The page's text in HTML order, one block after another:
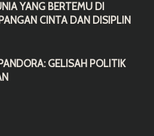
YANG BERTEMU DI
CINTA DAN DISIPLIN
GELISAH POLITIK